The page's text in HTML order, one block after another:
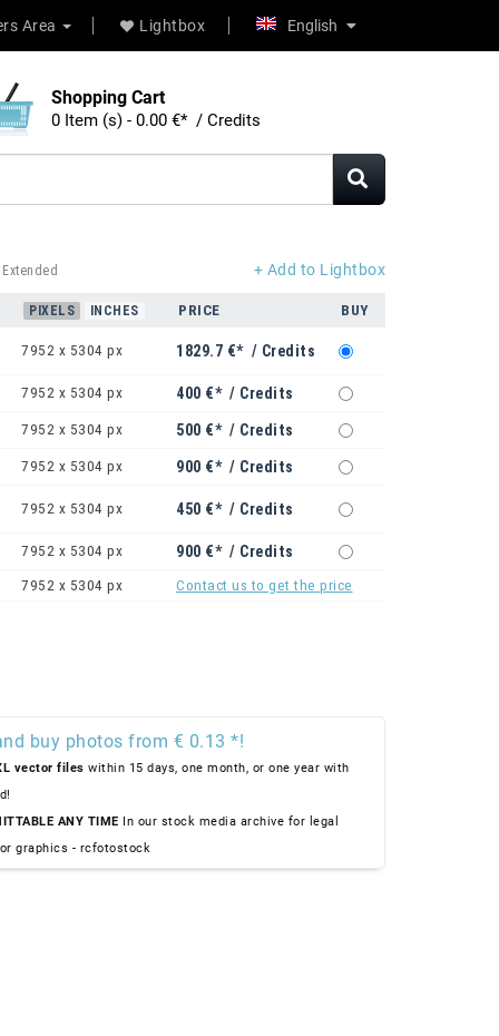
Area Lightbox English
Shopping Cart
0 Item (s) - 0.00 €* / Credits
+ Add to Lightbox
PIXELS INCHES PRICE BUY
7952 x 5304 px 1829.7 €* / Credits
7952 x 5304 px 400 €* / Credits
7952 x 5304 px 500 €* / Credits
7952 x 5304 px 900 €* / Credits
7952 x 5304 px 450 €* / Credits
7952 x 5304 px 900 €* / Credits
7952 x 5304 px Contact us to get the price
buy photos from € 0.13 *!
vector files within 15 days, one month, or one year with
ANY TIME In our stock media archive for legal
graphics - rcfotostock